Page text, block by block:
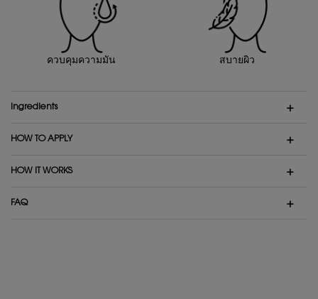
ควบคุมความมัน สบายผิว
Ingredients
HOW TO APPLY
HOW IT WORKS
FAQ